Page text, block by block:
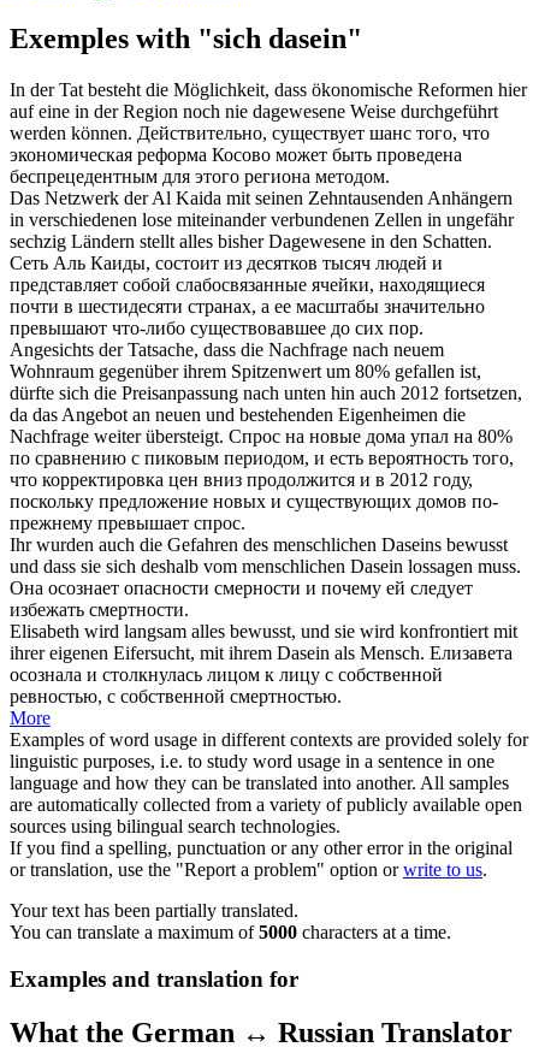
Exemples with "sich dasein"
In der Tat besteht die Möglichkeit, dass ökonomische Reformen hier
auf eine in der Region noch nie dagewesene Weise durchgeführt
werden können. Действительно, существует шанс того, что
экономическая реформа Косово может быть проведена
беспрецедентным для этого региона методом.
Das Netzwerk der Al Kaida mit seinen Zehntausenden Anhängern
in verschiedenen lose miteinander verbundenen Zellen in ungefähr
sechzig Ländern stellt alles bisherDagewesene in den Schatten.
Сеть Аль Каиды, состоит из десятков тысяч людей и
представляет собой слабосвязанные ячейки, находящиеся
почти в шестидесяти странах, а ее масштабы значительно
превышают что-либо существовавшее до сих пор.
Angesichts der Tatsache, dass die Nachfrage nach neuem
Wohnraum gegenüber ihrem Spitzenwert um 80% gefallen ist,
dürfte sich die Preisanpassung nach unten hin auch 2012 fortsetzen,
da das Angebot an neuen und bestehenden Eigenheimen die
Nachfrage weiter übersteigt. Спрос на новые дома упал на 80%
по сравнению с пиковым периодом, и есть вероятность того,
что корректировка цен вниз продолжится и в 2012 году,
поскольку предложение новых и существующих домов по-
прежнему превышает спрос.
Ihr wurden auch die Gefahren des menschlichen Daseins bewusst
und dass sie sich deshalb vom menschlichen Dasein lossagen muss.
Она осознает опасности смерности и почему ей следует
избежать смертности.
Elisabeth wird langsam alles bewusst, und sie wird konfrontiert mit
ihrer eigenen Eifersucht, mit ihrem Dasein als Mensch. Елизавета
осознала и столкнулась лицом к лицу с собственной
ревностью, с собственной смертностью.
More
Examples of word usage in different contexts are provided solely for
linguistic purposes, i.e. to study word usage in a sentence in one
language and how they can be translated into another. All samples
are automatically collected from a variety of publicly available open
sources using bilingual search technologies.
If you find a spelling, punctuation or any other error in the original
or translation, use the "Report a problem" option orwrite to us.
Your text has been partially translated.
You can translate a maximum of5000 characters at a time.
Examples and translation for
What the German ↔ Russian Translator